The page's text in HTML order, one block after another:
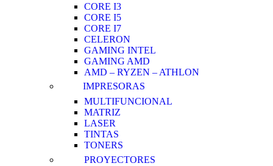
CORE I3
CORE I5
CORE I7
CELERON
GAMING INTEL
GAMING AMD
AMD – RYZEN – ATHLON
IMPRESORAS
MULTIFUNCIONAL
MATRIZ
LASER
TINTAS
TONERS
PROYECTORES